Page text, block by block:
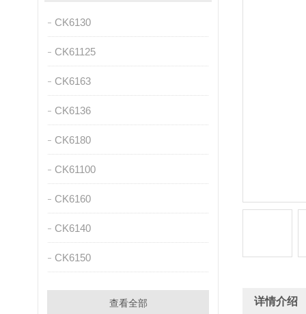
CK6130
CK61125
CK6163
CK6136
CK6180
CK61100
CK6160
CK6140
CK6150
查看全部 详情介绍